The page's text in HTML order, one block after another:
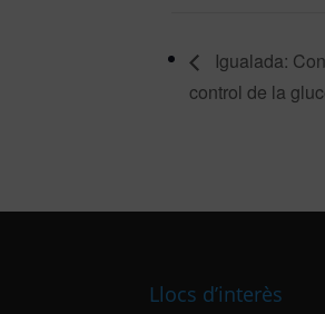
Igualada:
control de la
Llocs d’interès